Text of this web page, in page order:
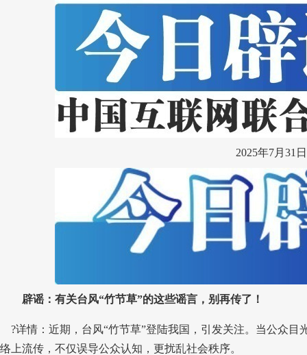
2025年7月31日
辟谣：有关台风“竹节草”的这些谣言，别再传了！
?详情：近期，台风“竹节草”登陆我国，引发关注。当公众目
络上流传，不仅误导公众认知，更扰乱社会秩序。